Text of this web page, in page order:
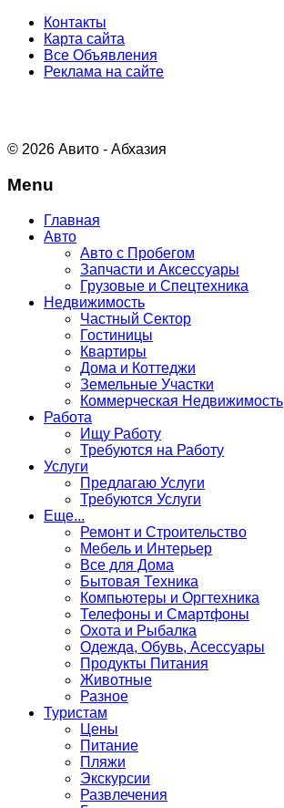
Контакты
Карта сайта
Все Объявления
Реклама на сайте
© 2026 Авито - Абхазия
Menu
Главная
Авто
Авто с Пробегом
Запчасти и Аксессуары
Грузовые и Спецтехника
Недвижимость
Частный Сектор
Гостиницы
Квартиры
Дома и Коттеджи
Земельные Участки
Коммерческая Недвижимость
Работа
Ищу Работу
Требуются на Работу
Услуги
Предлагаю Услуги
Требуются Услуги
Еще...
Ремонт и Строительство
Мебель и Интерьер
Все для Дома
Бытовая Техника
Компьютеры и Оргтехника
Телефоны и Смартфоны
Охота и Рыбалка
Одежда, Обувь, Асессуары
Продукты Питания
Животные
Разное
Туристам
Цены
Питание
Пляжи
Экскурсии
Развлечения